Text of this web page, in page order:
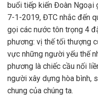
buổi tiếp kiến Đoàn Ngoại
7-1-2019, ĐTC nhắc đến
gọi các nước tôn trọng 4
phương: vị thế tối thượng
vực những người yếu thế
phương là chiếc cầu nối
người xây dựng hòa bình,
chung của chúng ta.